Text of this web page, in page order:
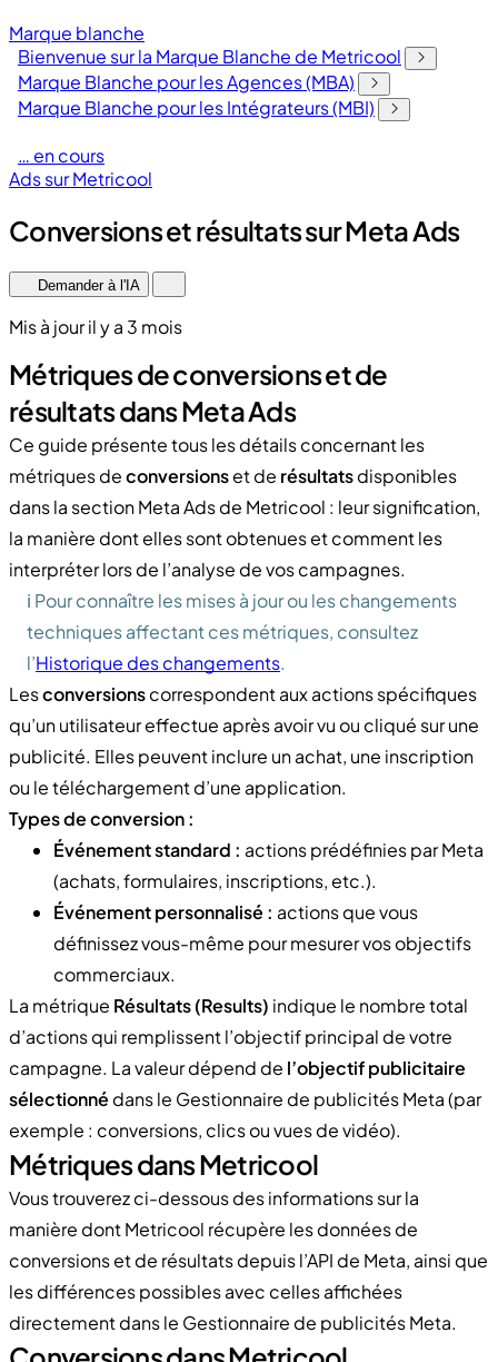
Marque blanche
Bienvenue sur la Marque Blanche de Metricool
Marque Blanche pour les Agences (MBA)
Marque Blanche pour les Intégrateurs (MBI)
… en cours
Ads sur Metricool
Conversions et résultats sur Meta Ads
Demander à l'IA
Mis à jour il y a 3 mois
Métriques de conversions et de
résultats dans Meta Ads
Ce guide présente tous les détails concernant les
métriques deconversionset de résultatsdisponibles
dans la section Meta Ads de Metricool : leur signification,
la manière dont elles sont obtenues et comment les
interpréter lors de l’analyse de vos campagnes.
ℹ️ Pour connaître les mises à jour ou les changements
techniques affectant ces métriques, consultez
l’Historique des changements.
Lesconversionscorrespondent aux actions spécifiques
qu’un utilisateur effectue après avoir vu ou cliqué sur une
publicité. Elles peuvent inclure un achat, une inscription
ou le téléchargement d’une application.
Types de conversion :
Événement standard : actions prédéfinies par Meta
(achats, formulaires, inscriptions, etc.).
Événement personnalisé : actions que vous
définissez vous-même pour mesurer vos objectifs
commerciaux.
La métrique Résultats (Results) indique le nombre total
d’actions qui remplissent l’objectif principal de votre
campagne. La valeur dépend de l’objectif publicitaire
sélectionné dans le Gestionnaire de publicités Meta (par
exemple : conversions, clics ou vues de vidéo).
Métriques dans Metricool
Vous trouverez ci-dessous des informations sur la
manière dont Metricool récupère les données de
conversions et de résultats depuis l’API de Meta, ainsi que
les différences possibles avec celles affichées
directement dans le Gestionnaire de publicités Meta.